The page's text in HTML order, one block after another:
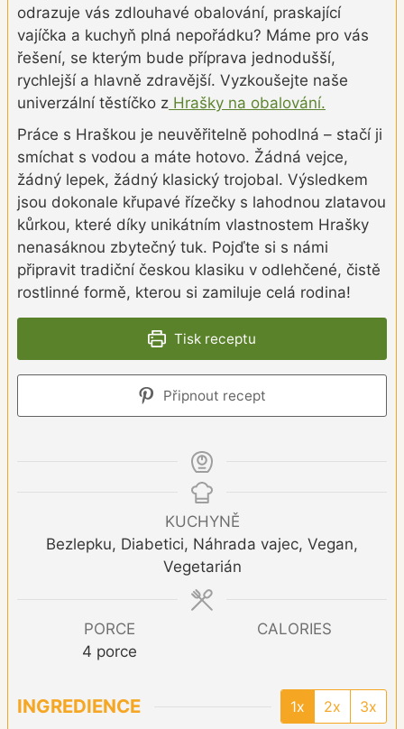
odrazuje vás zdlouhavé obalování, praskající
vajíčka a kuchyň plná nepořádku? Máme pro vás
řešení, se kterým bude příprava jednodušší,
rychlejší a hlavně zdravější. Vyzkoušejte naše
univerzální těstíčko z Hrašky na obalování.
Práce s Hraškou je neuvěřitelně pohodlná – stačí ji
smíchat s vodou a máte hotovo. Žádná vejce,
žádný lepek, žádný klasický trojobal. Výsledkem
jsou dokonale křupavé řízečky s lahodnou zlatavou
kůrkou, které díky unikátním vlastnostem Hrašky
nenasáknou zbytečný tuk. Pojďte si s námi
připravit tradiční českou klasiku v odlehčené, čistě
rostlinné formě, kterou si zamiluje celá rodina!
Tisk receptu
Připnout recept
KUCHYNĚ
Bezlepku, Diabetici, Náhrada vajec, Vegan,
Vegetarián
PORCE
4 porce
CALORIES
INGREDIENCE 1x 2x 3x